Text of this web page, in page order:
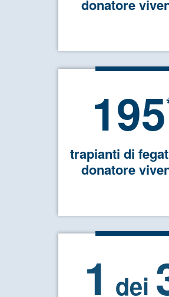
donatore
195
trapianti di
donatore
1 dei